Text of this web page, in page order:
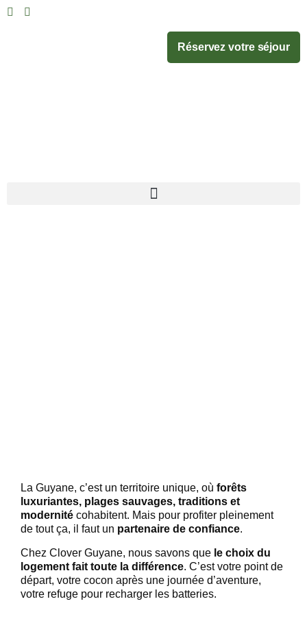
Réservez votre séjour
La Guyane, c’est un territoire unique, où forêts
luxuriantes, plages sauvages, traditions et
modernité cohabitent. Mais pour profiter pleinement
de tout ça, il faut un partenaire de confiance.
Chez Clover Guyane, nous savons que le choix du
logement fait toute la différence. C’est votre point de
départ, votre cocon après une journée d’aventure,
votre refuge pour recharger les batteries.